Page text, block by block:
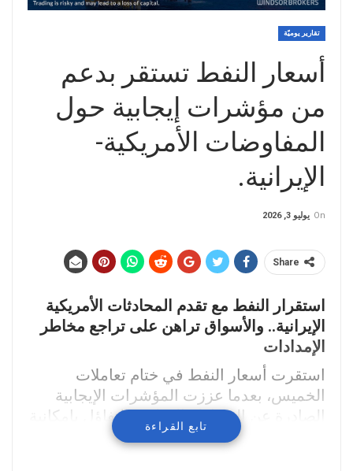
تقارير يوميّة
أسعار النفط تستقر بدعم
من مؤشرات إيجابية حول
المفاوضات الأمريكية-
الإيرانية.
On يوليو 3, 2026
Share
استقرار النفط مع تقدم المحادثات الأمريكية
الإيرانية.. والأسواق تراهن على تراجع مخاطر
الإمدادات
استقرت أسعار النفط في ختام تعاملات
الخميس، بعدما عززت المؤشرات الإيجابية
الصادرة عن الوساطة القطرية التفاؤل بإمكانية
تهدئة التوترات بين الولايات المتحدة وإيران، ما
تابع القراءة